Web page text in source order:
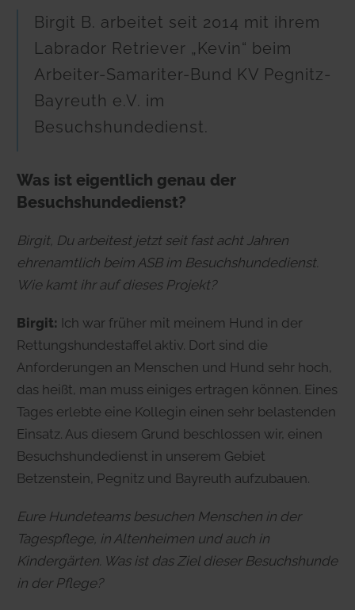
Birgit B. arbeitet seit 2014 mit ihrem
Labrador Retriever „Kevin“ beim
Arbeiter-Samariter-Bund KV Pegnitz-
Bayreuth e.V. im
Besuchshundedienst.
Was ist eigentlich genau der
Besuchshundedienst?
Birgit, Du arbeitest jetzt seit fast acht Jahren
ehrenamtlich beim ASB im Besuchshundedienst.
Wie kamt ihr auf dieses Projekt?
Birgit: Ich war früher mit meinem Hund in der
Rettungshundestaffel aktiv. Dort sind die
Anforderungen an Menschen und Hund sehr hoch,
das heißt, man muss einiges ertragen können. Eines
Tages erlebte eine Kollegin einen sehr belastenden
Einsatz. Aus diesem Grund beschlossen wir, einen
Besuchshundedienst in unserem Gebiet
Betzenstein, Pegnitz und Bayreuth aufzubauen.
Eure Hundeteams besuchen Menschen in der
Tagespflege, in Altenheimen und auch in
Kindergärten. Was ist das Ziel dieser Besuchshunde
in der Pflege?